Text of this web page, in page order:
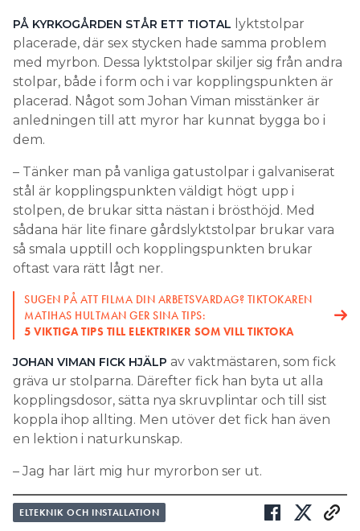
PÅ KYRKOGÅRDEN STÅR ETT TIOTAL lyktstolpar
placerade, där sex stycken hade samma problem
med myrbon. Dessa lyktstolpar skiljer sig från andra
stolpar, både i form och i var kopplingspunkten är
placerad. Något som Johan Viman misstänker är
anledningen till att myror har kunnat bygga bo i
dem.
– Tänker man på vanliga gatustolpar i galvaniserat
stål är kopplingspunkten väldigt högt upp i
stolpen, de brukar sitta nästan i brösthöjd. Med
sådana här lite finare gårdslyktstolpar brukar vara
så smala upptill och kopplingspunkten brukar
oftast vara rätt lågt ner.
SUGEN PÅ ATT FILMA DIN ARBETSVARDAG? TIKTOKAREN
MATIHAS HULTMAN GER SINA TIPS:
5 VIKTIGA TIPS TILL ELEKTRIKER SOM VILL TIKTOKA
JOHAN VIMAN FICK HJÄLP av vaktmästaren, som fick
gräva ur stolparna. Därefter fick han byta ut alla
kopplingsdosor, sätta nya skruvplintar och till sist
koppla ihop allting. Men utöver det fick han även
en lektion i naturkunskap.
– Jag har lärt mig hur myrorbon ser ut.
ELTEKNIK OCH INSTALLATION